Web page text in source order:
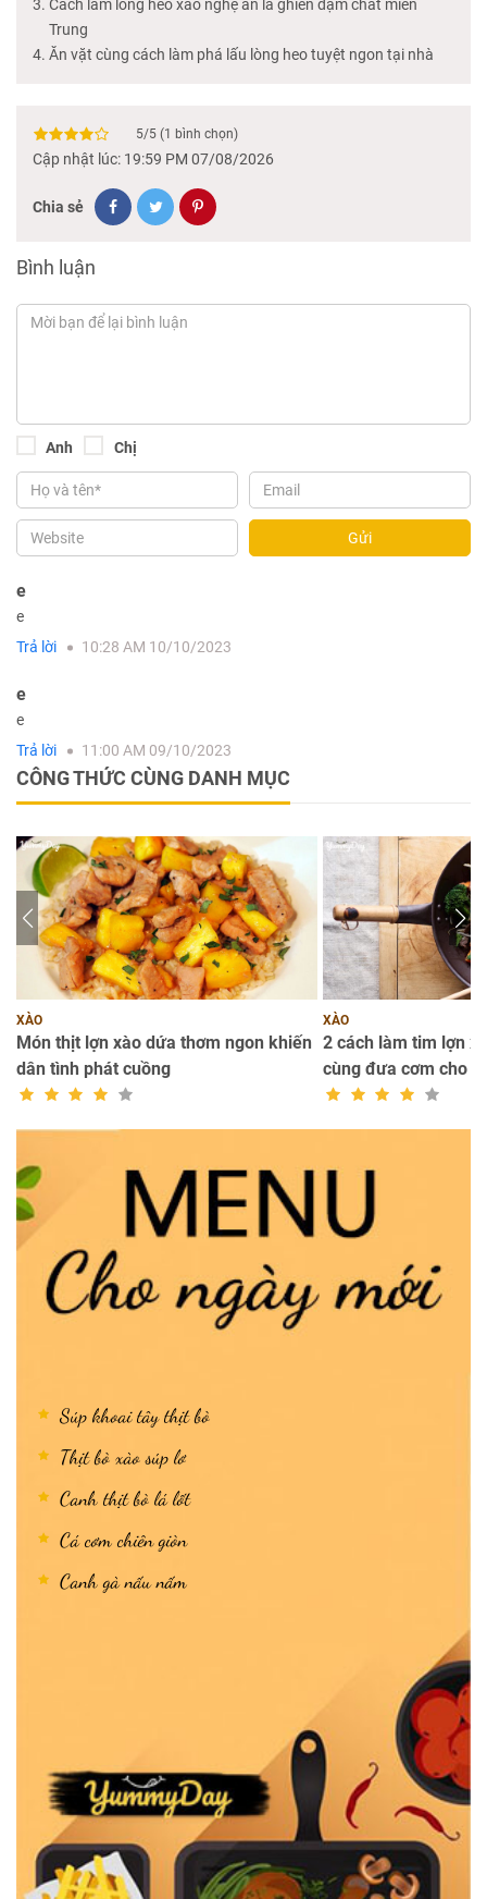
Cách làm lòng heo xào nghệ ăn là ghiền đậm chất miền
Trung
Ăn vặt cùng cách làm phá lấu lòng heo tuyệt ngon tại nhà
5/5 (1 bình chọn)
Cập nhật lúc: 19:59 PM 07/08/2026
Chia sẻ
Bình luận
Anh Chị
Gửi
e
e
Trả lời
10:28 AM 10/10/2023
e
e
Trả lời
11:00 AM 09/10/2023
CÔNG THỨC CÙNG DANH MỤC
XÀO
Món thịt lợn xào dứa thơm ngon khiến
dân tình phát cuồng
XÀO
2 cách làm tim lợn
cùng đưa cơm cho
Súp khoai tây thịt bò
Thịt bò xào súp lơ
Canh thịt bò lá lốt
Cá cơm chiên giòn
Canh gà nấu nấm